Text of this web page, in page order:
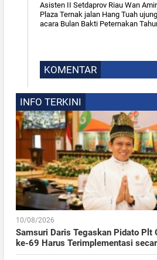
Asisten II Setdaprov Riau Wan
Plaza Ternak jalan Hang Tuah
acara Bulan Bakti Peternakan
KOMENTAR
INFO TERKINI
10/08/2026
Samsuri Daris Tegaskan Pidato Plt
ke-69 Harus Terimplementasi